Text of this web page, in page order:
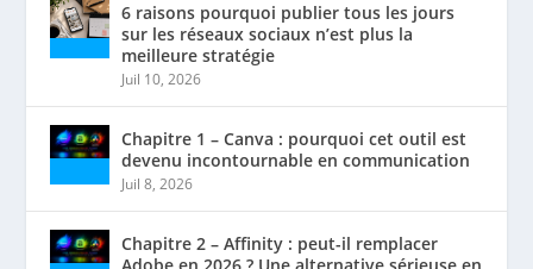
6 raisons pourquoi publier tous les jours
sur les réseaux sociaux n’est plus la
meilleure stratégie
Juil 10, 2026
Chapitre 1 – Canva : pourquoi cet outil est
devenu incontournable en communication
Juil 8, 2026
Chapitre 2 – Affinity : peut-il remplacer